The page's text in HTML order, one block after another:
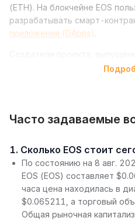
(ETH). На блокчейне EOS
разрабатывать смарт-
приложения (DApps).
утверждают, что он решил
Масштабируемость сети
механизму консенсуса с
доказательством доли
Кто основал EOSIO?
EOSIO была разработана
квартирой на Каймановых
Часто задаваемые
1. Сколько EOS стоит
По состоянию на 8 авг.
EOS (EOS) составляет
часа цена находилась в
$0.065211, а торговый
Общая рыночная